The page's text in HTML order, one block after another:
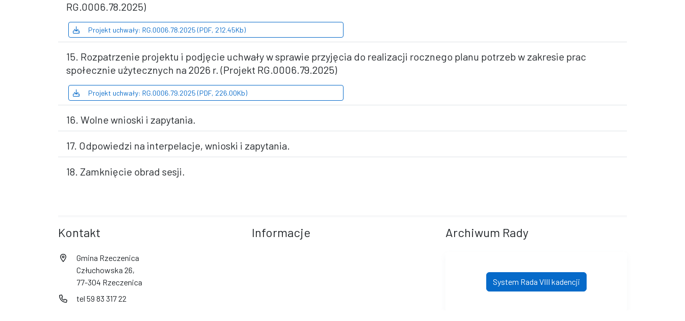
RG.0006.78.2025)
Projekt uchwały: RG.0006.78.2025 (PDF, 212.45Kb)
15. Rozpatrzenie projektu i podjęcie uchwały w sprawie przyjęcia do realizacji rocznego planu potrzeb w zakresie prac
społecznie użytecznych na 2026 r. (Projekt RG.0006.79.2025)
Projekt uchwały: RG.0006.79.2025 (PDF, 226.00Kb)
16. Wolne wnioski i zapytania.
17. Odpowiedzi na interpelacje, wnioski i zapytania.
18. Zamknięcie obrad sesji.
Kontakt
Gmina Rzeczenica
Człuchowska 26,
77-304 Rzeczenica
tel 59 83 317 22
Informacje Archiwum Rady
System Rada VIII kadencji